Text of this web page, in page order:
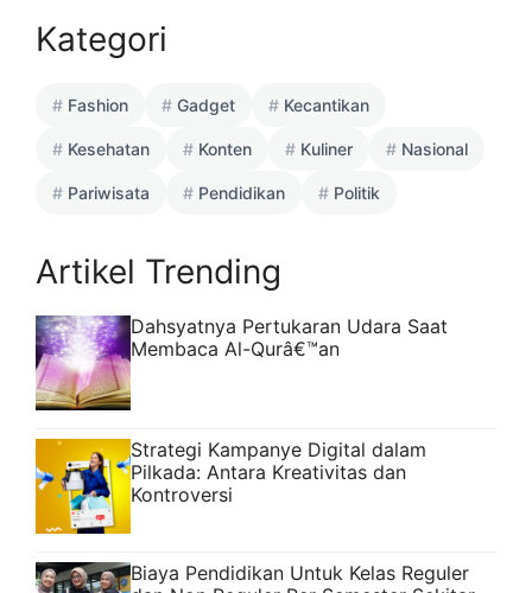
Kategori
Fashion Gadget Kecantikan
Kesehatan Konten Kuliner Nasional
Pariwisata Pendidikan Politik
Artikel Trending
Dahsyatnya Pertukaran Udara Saat
Membaca Al-Qurâ€™an
Strategi Kampanye Digital dalam
Pilkada: Antara Kreativitas dan
Kontroversi
Biaya Pendidikan Untuk Kelas Reguler